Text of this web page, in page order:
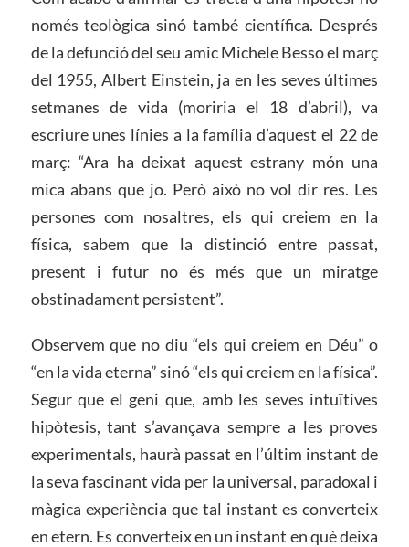
només teològica sinó també científica. Després
de la defunció del seu amic Michele Besso el març
del 1955, Albert Einstein, ja en les seves últimes
setmanes de vida (moriria el 18 d’abril), va
escriure unes línies a la família d’aquest el 22 de
març: “Ara ha deixat aquest estrany món una
mica abans que jo. Però això no vol dir res. Les
persones com nosaltres, els qui creiem en la
física, sabem que la distinció entre passat,
present i futur no és més que un miratge
obstinadament persistent”.
Observem que no diu “els qui creiem en Déu” o
“en la vida eterna” sinó “els qui creiem en la física”.
Segur que el geni que, amb les seves intuïtives
hipòtesis, tant s’avançava sempre a les proves
experimentals, haurà passat en l’últim instant de
la seva fascinant vida per la universal, paradoxal i
màgica experiència que tal instant es converteix
en etern. Es converteix en un instant en què deixa